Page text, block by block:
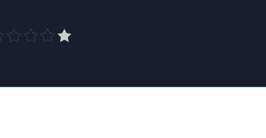
normatief gezin. De verwachtingen over